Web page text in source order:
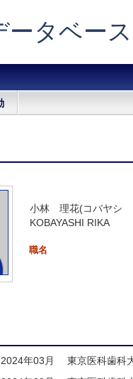
ータベース
小林 理花(コバヤシ
KOBAYASHI RIKA
職名
2024年03月
東京医科歯科